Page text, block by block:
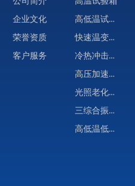
企业文化
荣誉资质
客户服务
高低温试验箱
快速温变试验箱
冷热冲击试验箱
高压加速试验箱
光照老化试验箱
三综合振动试验箱
高低温低气压试验箱